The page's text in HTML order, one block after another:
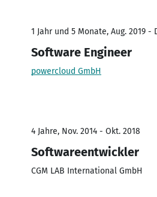
1 Jahr und 5 Monate, Aug. 2019 -
Software Engineer
powercloud GmbH
4 Jahre, Nov. 2014 - Okt. 2018
Softwareentwickler
CGM LAB International GmbH